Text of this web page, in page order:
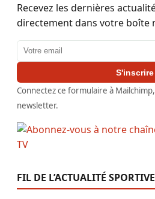
Recevez les dernières
directement dans votre boîte
Adresse email
S'inscrire
Connectez ce formulaire à
newsletter.
FIL DE L’ACTUALITÉ SPORTIVE